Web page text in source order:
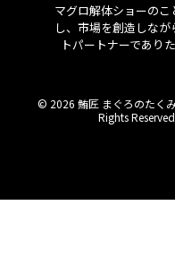
マグロ解体ショーの
し、市場を創造しな
トパートナーであり
© 2026 鮪匠 まぐろのたく
Rights